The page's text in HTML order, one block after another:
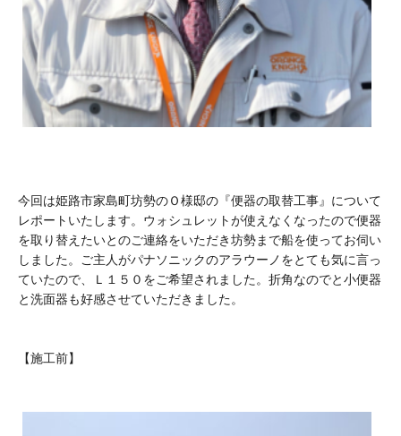
今回は姫路市家島町坊勢のＯ様邸の『便器の取替工事』について
レポートいたします。ウォシュレットが使えなくなったので便器
を取り替えたいとのご連絡をいただき坊勢まで船を使ってお伺い
しました。ご主人がパナソニックのアラウーノをとても気に言っ
ていたので、Ｌ１５０をご希望されました。折角なのでと小便器
と洗面器も好感させていただきました。
【施工前】